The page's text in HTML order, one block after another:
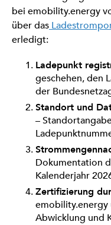
bei emobility.energy
über das
erledigt:
Ladepunkt
geschehen, den
der
Standort und
–
Dokumentation
Kalenderjahr
Zertifizierung
Abwicklung und